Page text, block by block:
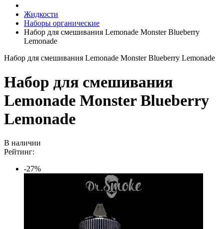
Жидкости
Наборы органические
Набор для смешивания Lemonade Monster Blueberry
Lemonade
Набор для смешивания Lemonade Monster Blueberry Lemonade
Набор для смешивания
Lemonade Monster Blueberry
Lemonade
В наличии
Рейтинг:
-27%